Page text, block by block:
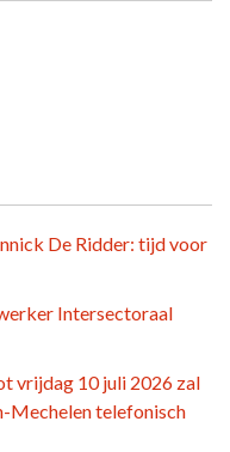
De Ridder: tijd voor
Intersectoraal
vrijdag 10 juli 2026 zal
Mechelen telefonisch